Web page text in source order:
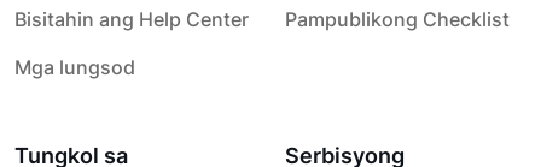
Bisitahin ang Help Center
Pampublikong Checklist
Mga lungsod
Tungkol sa
Serbisyong